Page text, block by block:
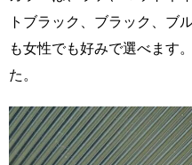
トブラック、ブラック、ブ
も女性でも好みで選べます
た。